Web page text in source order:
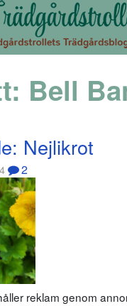
Bell
Nejlikrot
2
reklam genom